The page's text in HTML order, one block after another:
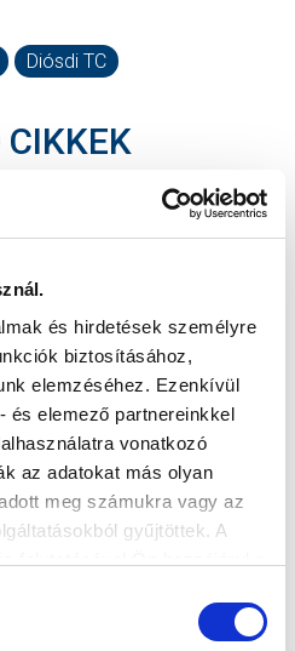
és hirdetések személyre
biztosításához,
elemzéséhez. Ezenkívül
és elemező partnereinkkel
vonatkozó
az adatokat más olyan
meg számukra vagy az
gyűjtöttek. A
Diósdi TC
CIKKEK
AZ MTK? SOK
-
(VIDEÓ)
sza...